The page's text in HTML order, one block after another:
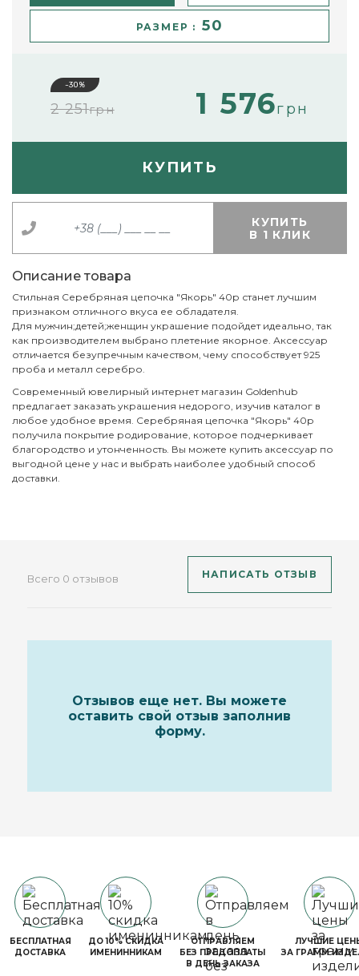
РАЗМЕР : 50
-30%
2 251грн 1 576грн
КУПИТЬ
КУПИТЬ
В 1 КЛИК
Описание товара
Стильная Серебряная цепочка "Якорь" 40р станет лучшим
признаком отличного вкуса ее обладателя.
Для мужчин;детей;женщин украшение подойдет идеально, так
как производителем выбрано плетение якорное. Аксессуар
отличается безупречным качеством, чему способствует 925
проба и металл серебро.
Современный ювелирный интернет магазин Goldenhub
предлагает заказать украшения недорого, изучив каталог в
любое удобное время. Серебряная цепочка "Якорь" 40р
получила покрытие родирование, которое подчеркивает
благородство и утонченность. Вы можете купить аксессуар по
выгодной цене у нас и выбрать наиболее удобный способ
доставки.
Всего 0 отзывов НАПИСАТЬ ОТЗЫВ
Отзывов еще нет. Вы можете
оставить свой отзыв заполнив
форму.
БЕСПЛАТНАЯ
ДОСТАВКА
ДО 10% СКИДКА
ИМЕНИННИКАМ
ОТПРАВЛЯЕМ
БЕЗ ПРЕДОПЛАТЫ
В ДЕНЬ ЗАКАЗА
ЛУЧШИЕ
ЗА ГРАММ